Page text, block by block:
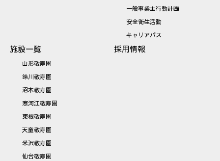
一般事業主行動計画
安全衛生活動
キャリアパス
施設一覧
山形敬寿園
鈴川敬寿園
沼木敬寿園
寒河江敬寿園
東根敬寿園
天童敬寿園
米沢敬寿園
仙台敬寿園
採用情報